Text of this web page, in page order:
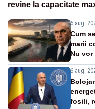
revine la capacitate
6 aug.
Cum
marii
Nu vor
6 aug.
fosili,